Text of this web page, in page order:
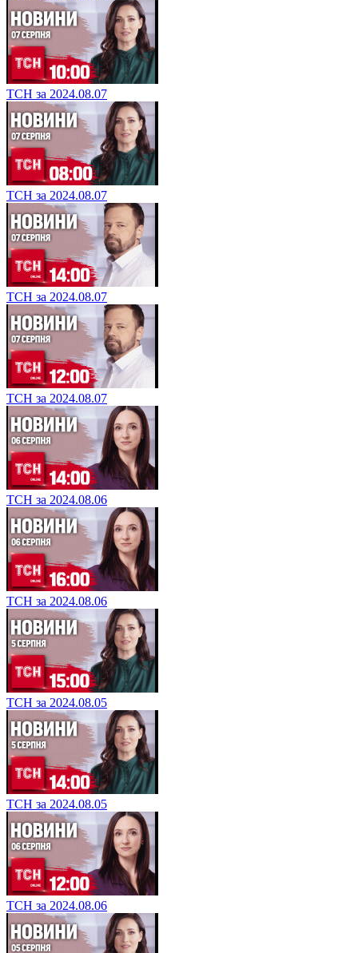
ТСН за 2024.08.07
ТСН за 2024.08.07
ТСН за 2024.08.07
ТСН за 2024.08.07
ТСН за 2024.08.06
ТСН за 2024.08.06
ТСН за 2024.08.05
ТСН за 2024.08.05
ТСН за 2024.08.06